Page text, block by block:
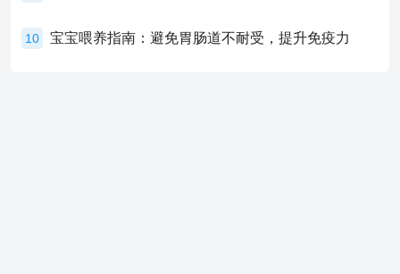
10 宝宝喂养指南：避免胃肠道不耐受，提升免疫力